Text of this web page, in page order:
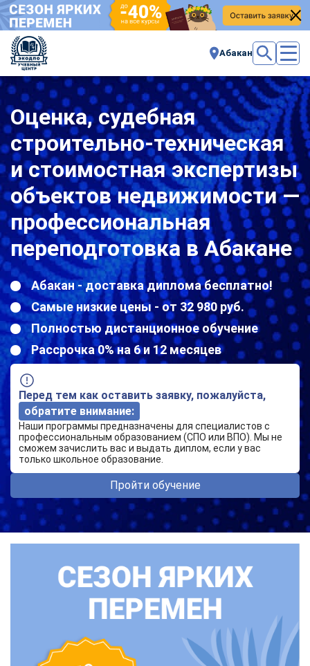
Абакан
Оценка, судебная
строительно-техническая
и стоимостная экспертизы
объектов недвижимости —
профессиональная
переподготовка в Абакане
Абакан - доставка диплома бесплатно!
Самые низкие цены - от 32 980 руб.
Полностью дистанционное обучение
Рассрочка 0% на 6 и 12 месяцев
Перед тем как оставить заявку, пожалуйста,
обратите внимание:
Наши программы предназначены для специалистов с
профессиональным образованием (СПО или ВПО). Мы не
сможем зачислить вас и выдать диплом, если у вас
только школьное образование.
Пройти обучение